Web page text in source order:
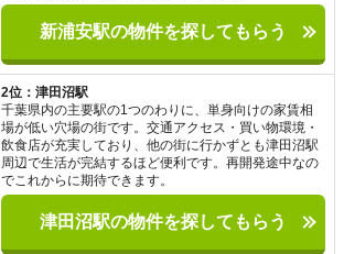
新浦安駅の物件を探してもらう
2位：津田沼駅
千葉県内の主要駅の1つのわりに、単身向けの家賃相
場が低い穴場の街です。交通アクセス・買い物環境・
飲食店が充実しており、他の街に行かずとも津田沼駅
周辺で生活が完結するほど便利です。再開発途中なの
でこれからに期待できます。
津田沼駅の物件を探してもらう